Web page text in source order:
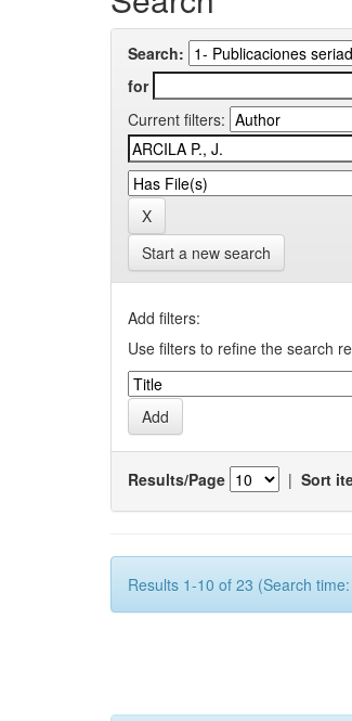
Search:
for
Current filters:
Start a new search
Add filters:
Use filters to refine the search
Results/Page | Sort
Results 1-10 of 23 (Search